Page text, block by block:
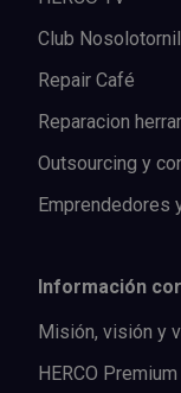
Club
Repair Café
Reparacion
Outsourcing y
Emprendedores
Información
Misión, visión y
HERCO Premium